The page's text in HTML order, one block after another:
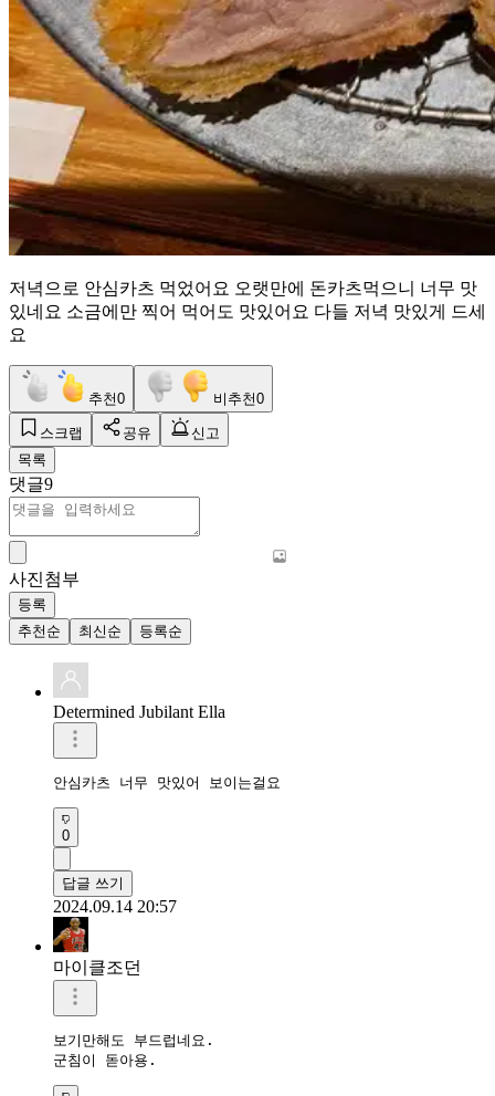
저녁으로 안심카츠 먹었어요 오랫만에 돈카츠먹으니 너무 맛
있네요 소금에만 찍어 먹어도 맛있어요 다들 저녁 맛있게 드세
요
추천0 비추천0
스크랩 공유
신고
목록
댓글9
사진첨부
등록
추천순
최신순 등록순
Determined Jubilant Ella
안심카츠 너무 맛있어 보이는걸요
0
답글 쓰기
2024.09.14 20:57
마이클조던
보기만해도 부드럽네요.
군침이 돋아용.